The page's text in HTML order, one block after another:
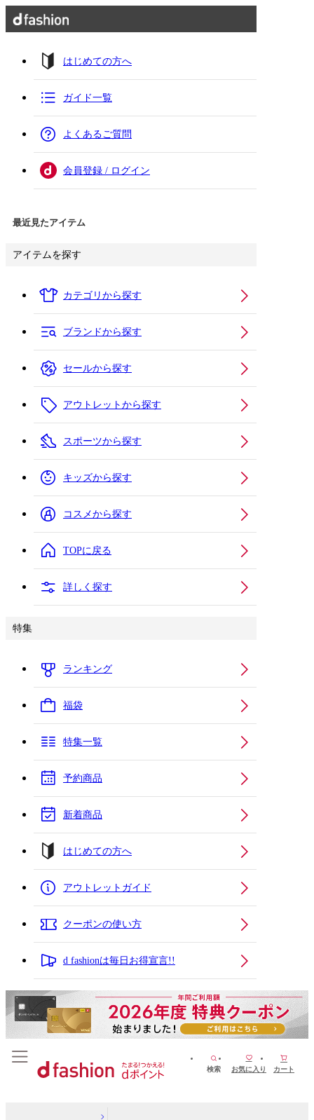
はじめての方へ
ガイド一覧
よくあるご質問
会員登録 / ログイン
最近見たアイテム
アイテムを探す
カテゴリから探す
ブランドから探す
セールから探す
アウトレットから探す
スポーツから探す
キッズから探す
コスメから探す
TOPに戻る
詳しく探す
特集
ランキング
福袋
特集一覧
予約商品
新着商品
はじめての方へ
アウトレットガイド
クーポンの使い方
d fashionは毎日お得宣言!!
検索 お気に入り カート